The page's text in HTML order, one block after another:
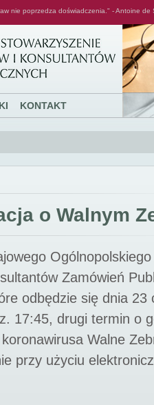
nie poprzedza doświadczenia." - Antoine de
KONTAKT
o Walnym
Zamówień
odbędzie się dnia 23
17:45, drugi termin o
Walne
przy użyciu